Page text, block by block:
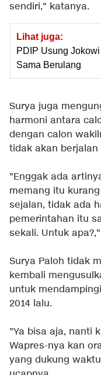
sendiri," katanya.
Lihat juga:
PDIP Usung
Sama Berulang
Surya juga
harmoni antara
dengan calon
tidak akan berjalan
"Enggak ada
memang itu
sejalan, tidak ada
pemerintahan itu
sekali. Untuk
Surya Paloh tidak
kembali
untuk
2014 lalu.
"Ya bisa aja, nanti
Wapres-nya kan
yang dukung